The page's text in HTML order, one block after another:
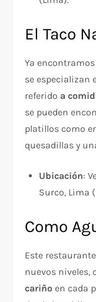
El Taco
Ya
se especializan
referido a
se pueden
platillos como
quesadillas y
Ubicación:
Surco, Lima
Como
Este
nuevos
cariño en cada